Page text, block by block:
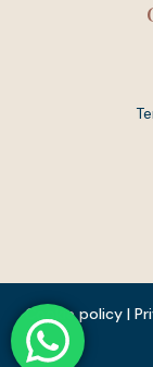
Cookie policy |